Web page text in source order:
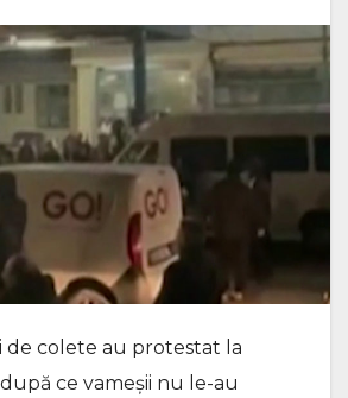
de colete au protestat la
ce vameșii nu le-au